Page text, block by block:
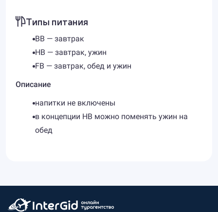
Типы питания
BB — завтрак
HB — завтрак, ужин
FB — завтрак, обед и ужин
Описание
напитки не включены
в концепции HB можно поменять ужин на
обед